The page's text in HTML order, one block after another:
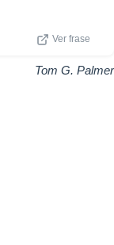
Ver frase
Tom G. Palmer